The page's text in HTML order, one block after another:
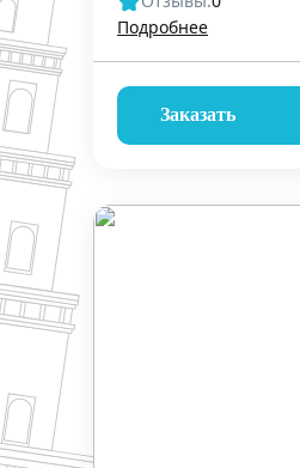
Подробнее
Заказать